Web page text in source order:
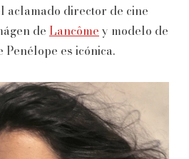
aclamado director de cine
de Lancôme y modelo de
Penélope es icónica.